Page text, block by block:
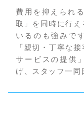
費用を抑えられ
取」を同時に行
いるのも強みで
「親切・丁寧な
サービスの提供
げ、スタッフ一同